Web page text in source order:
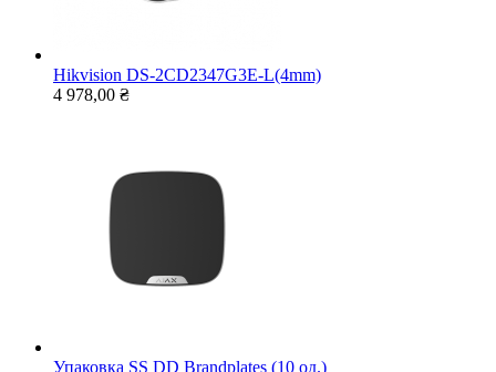
Hikvision DS-2CD2347G3E-L(4mm)
4 978,00 ₴
Упаковка SS DD Brandplates (10 од.)